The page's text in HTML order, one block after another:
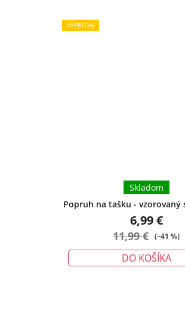
VÝPREDAJ
Popruh na tašku - vzorovaný
čierny
Skladom
6,99 €
11,99 € (–41 %)
DO KOŠÍKA